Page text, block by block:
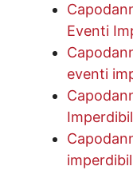
Eventi
eventi